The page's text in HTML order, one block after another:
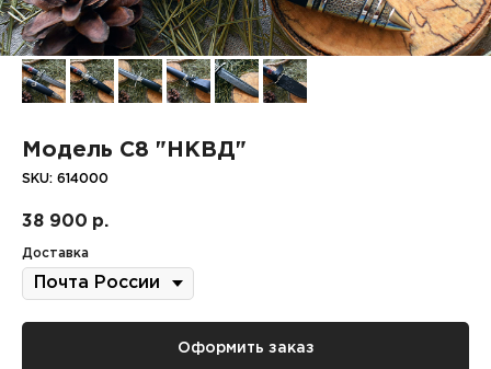
Модель С8 "НКВД"
SKU: 614000
38 900 р.
Доставка
Оформить заказ